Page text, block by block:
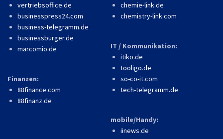
vertriebsoffice.de
businesspress24.com
business-telegramm.de
businessburger.de
marcomio.de
Finanzen:
88finance.com
88finanz.de
chemie-link.de
chemistry-link.com
IT / Kommunikation:
itiko.de
tooligo.de
so-co-it.com
tech-telegramm.de
mobile/Handy:
iinews.de